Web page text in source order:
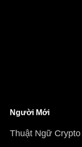
Người Mới
Thuật Ngữ Crypto